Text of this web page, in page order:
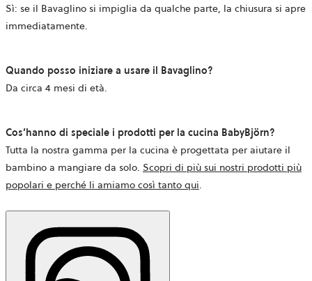
Sì: se il Bavaglino si impiglia da qualche parte, la chiusura si apre
immediatamente.
Quando posso iniziare a usare il Bavaglino?
Da circa 4 mesi di età.
Cos’hanno di speciale i prodotti per la cucina BabyBjörn?
Tutta la nostra gamma per la cucina è progettata per aiutare il
bambino a mangiare da solo. Scopri di più sui nostri prodotti più
popolari e perché li amiamo così tanto qui.